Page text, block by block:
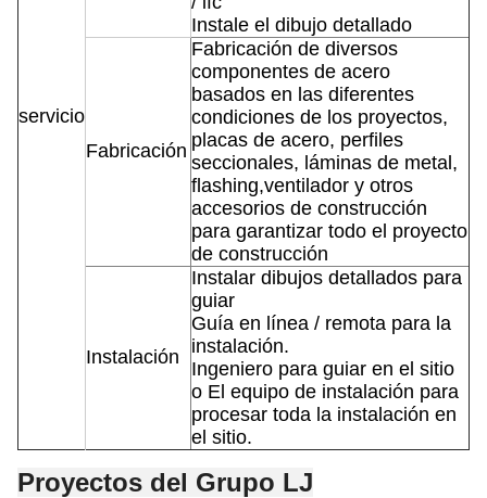
servicio
Instale el dibujo detallado
Fabricación
Fabricación de diversos
componentes de acero
basados en las diferentes
condiciones de los proyectos,
placas de acero, perfiles
seccionales, láminas de metal,
flashing,ventilador y otros
accesorios de construcción
para garantizar todo el proyecto
de construcción
Instalación
Instalar dibujos detallados para
guiar
Guía en línea / remota para la
instalación.
Ingeniero para guiar en el sitio
o El equipo de instalación para
procesar toda la instalación en
el sitio.
Proyectos del Grupo LJ